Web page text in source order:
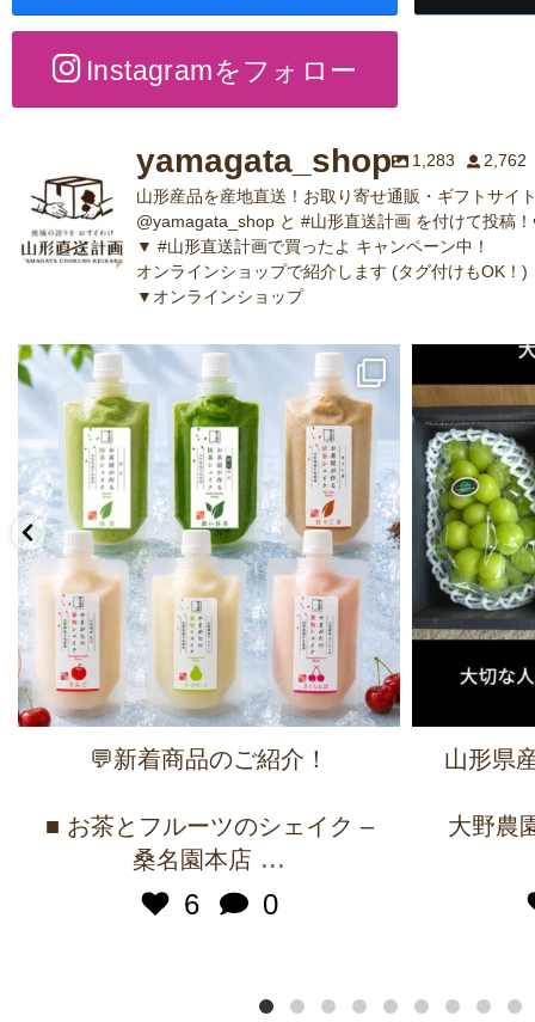
Instagramをフォロー
yamagata_shop 1,283
2,762
山形産品を産地直送！お取り寄せ通販・ギフトサイ
@yamagata_shop と #山形直送計画 を付けて投稿
▼ #山形直送計画で買ったよ キャンペーン中！
オンラインショップで紹介します (タグ付けもOK！)
▼オンラインショップ
💬新着商品のご紹介！
■ お茶とフルーツのシェイク –
桑名園本店 ...
6
0
山形県
大野農